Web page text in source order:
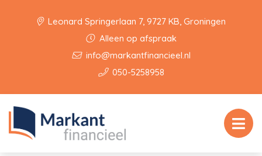
Leonard Springerlaan 7, 9727 KB, Groningen
Alleen op afspraak
info@markantfinancieel.nl
050-5258958